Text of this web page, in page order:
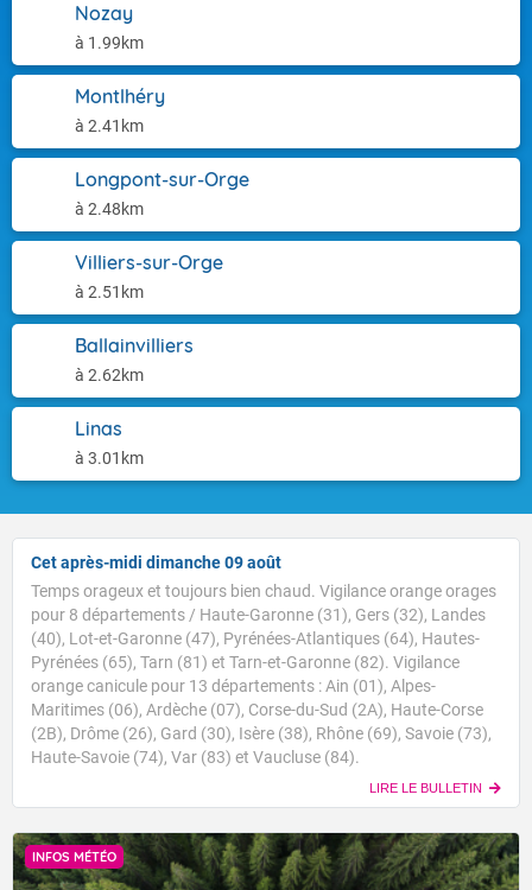
Nozay
à 1.99km
Montlhéry
à 2.41km
Longpont-sur-Orge
à 2.48km
Villiers-sur-Orge
à 2.51km
Ballainvilliers
à 2.62km
Linas
à 3.01km
Cet après-midi dimanche 09 août
Temps orageux et toujours bien chaud. Vigilance orange orages
pour 8 départements / Haute-Garonne (31), Gers (32), Landes
(40), Lot-et-Garonne (47), Pyrénées-Atlantiques (64), Hautes-
Pyrénées (65), Tarn (81) et Tarn-et-Garonne (82). Vigilance
orange canicule pour 13 départements : Ain (01), Alpes-
Maritimes (06), Ardèche (07), Corse-du-Sud (2A), Haute-Corse
(2B), Drôme (26), Gard (30), Isère (38), Rhône (69), Savoie (73),
Haute-Savoie (74), Var (83) et Vaucluse (84).
LIRE LE BULLETIN
INFOS MÉTÉO